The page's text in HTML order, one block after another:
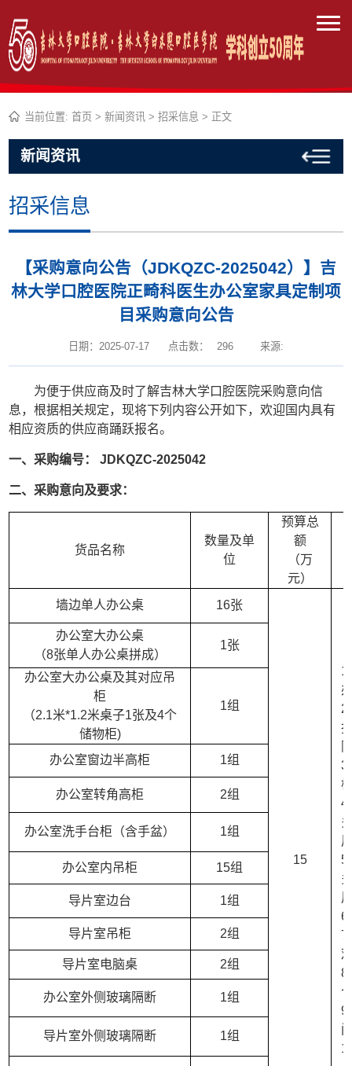
当前位置:首页 >新闻资讯 >招采信息 > 正文
新闻资讯
招采信息
【采购意向公告（JDKQZC-2025042）】吉
林大学口腔医院正畸科医生办公室家具定制项
目采购意向公告
日期：2025-07-17 点击数： 296 来源:
为便于供应商及时了解吉林大学口腔医院采购意向信
息，根据相关规定，现将下列内容公开如下，欢迎国内具有
相应资质的供应商踊跃报名。
一、 采购编号： JDKQZC-2025042
二、 采购意向及要求：
货品名称
数量及单
位
预算总
额
（万
元）
墙边单人办公桌
16张
15
办公室大办公桌
（8张单人办公桌拼成）
1张
办公室大办公桌及其对应吊
柜
（2.1米*1.2米桌子1张及4个
储物柜)
1组
办公室窗边半高柜 1组
办公室转角高柜 2组
办公室洗手台柜（含手盆） 1组
办公室内吊柜 15组
导片室边台 1组
导片室吊柜 2组
导片室电脑桌 2组
办公室外侧玻璃隔断 1组
导片室外侧玻璃隔断 1组